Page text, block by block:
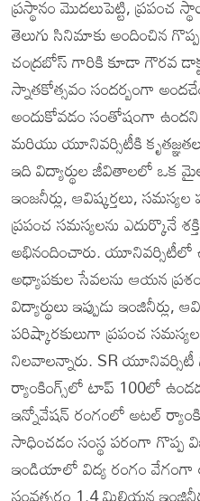
ప్రస్థానం మొదలుపెట్టి, ప్రపంచ
తెలుగు సినిమాకు అందించిన
చంద్రబోస్ గారికి కూడా గౌరవ
స్నాతకోత్సవం సందర్బంగా
అందుకోవడం సంతోషంగా
మరియు యూనివర్సిటీకి
ఇది విద్యార్థుల జీవితాలలో ఒక
ఇంజనీర్లు, ఆవిష్కర్తలు,
ప్రపంచ సమస్యలను ఎదుర్కొనే
అభినందించారు. యూనివర్సిటీలో
అధ్యాపకుల సేవలను ఆయన
విద్యార్థులు ఇప్పుడు ఇంజినీర్లు,
పరిష్కారకులుగా ప్రపంచ
నిలవాలన్నారు. SR
ర్యాంకింగ్స్‌లో టాప్ 100లో
ఇన్నోవేషన్ రంగంలో అటల్
సాధించడం సంస్థ పరంగా
ఇండియాలో విద్య రంగం వేగంగా